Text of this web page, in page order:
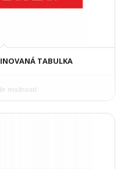
TABULKA
možností